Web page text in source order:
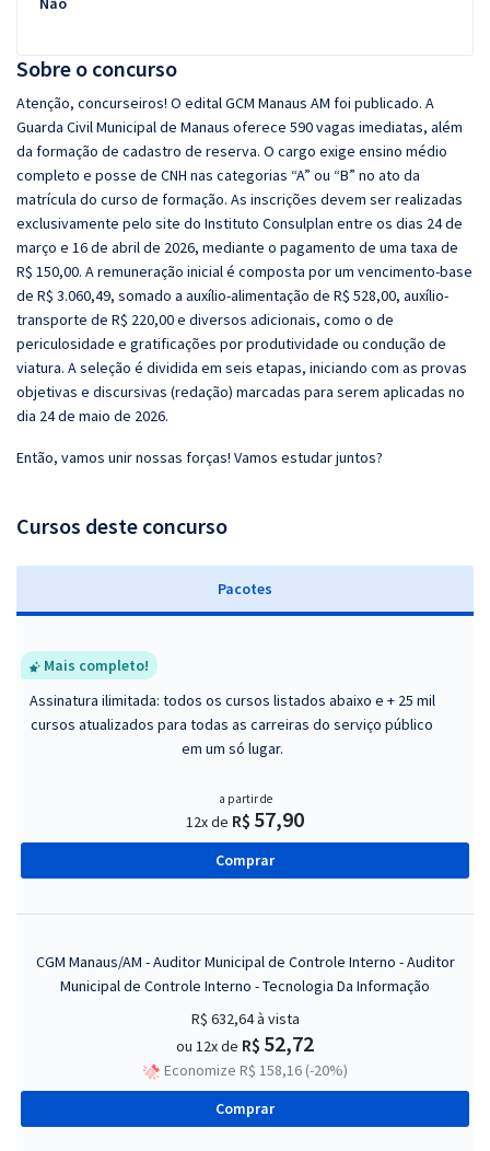
Sobre o concurso
Atenção, concurseiros! O edital GCM Manaus AM foi publicado. A
Guarda Civil Municipal de Manaus oferece 590 vagas imediatas, além
da formação de cadastro de reserva. O cargo exige ensino médio
completo e posse de CNH nas categorias “A” ou “B” no ato da
matrícula do curso de formação. As inscrições devem ser realizadas
exclusivamente pelo site do Instituto Consulplan entre os dias 24 de
março e 16 de abril de 2026, mediante o pagamento de uma taxa de
R$ 150,00. A remuneração inicial é composta por um vencimento-base
de R$ 3.060,49, somado a auxílio-alimentação de R$ 528,00, auxílio-
transporte de R$ 220,00 e diversos adicionais, como o de
periculosidade e gratificações por produtividade ou condução de
viatura. A seleção é dividida em seis etapas, iniciando com as provas
objetivas e discursivas (redação) marcadas para serem aplicadas no
dia 24 de maio de 2026.
Então, vamos unir nossas forças! Vamos estudar juntos?
Cursos deste concurso
Pacotes
Mais completo!
Assinatura ilimitada: todos os cursos listados abaixo e + 25 mil
cursos atualizados para todas as carreiras do serviço público
em um só lugar.
a partir de
12x de R$ 57,90
Comprar
CGM Manaus/AM - Auditor Municipal de Controle Interno - Auditor
Municipal de Controle Interno - Tecnologia Da Informação
R$ 632,64à vista
ou 12x de R$ 52,72
Economize R$ 158,16 (-20%)
Comprar